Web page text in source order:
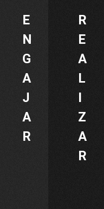
E
N
G
A
J
A
R
R
E
A
L
I
Z
A
R